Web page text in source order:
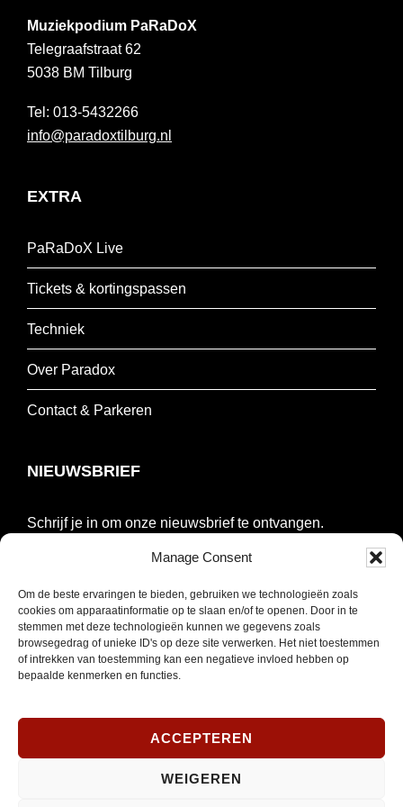
Manage Consent
Om de beste ervaringen te bieden, gebruiken we technologieën zoals
cookies om apparaatinformatie op te slaan en/of te openen. Door in te
stemmen met deze technologieën kunnen we gegevens zoals
browsegedrag of unieke ID's op deze site verwerken. Het niet toestemmen
of intrekken van toestemming kan een negatieve invloed hebben op
bepaalde kenmerken en functies.
ACCEPTEREN
WEIGEREN
Muziekpodium PaRaDoX
Telegraafstraat 62
5038 BM Tilburg
013-5432266
info@paradoxtilburg.nl
EXTRA
PaRaDoX Live
Tickets & kortingspassen
Techniek
Over Paradox
Contact & Parkeren
NIEUWSBRIEF
Schrijf je in om onze nieuwsbrief te ontvangen.
mailadres
*
Verplicht
INSCHRIJVEN
SOCIAL MEDIA